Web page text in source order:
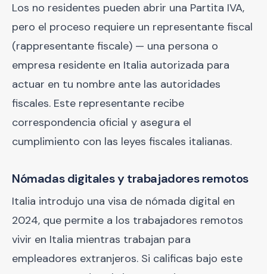
Los no residentes pueden abrir una Partita IVA,
pero el proceso requiere un representante fiscal
(rappresentante fiscale) — una persona o
empresa residente en Italia autorizada para
actuar en tu nombre ante las autoridades
fiscales. Este representante recibe
correspondencia oficial y asegura el
cumplimiento con las leyes fiscales italianas.
Nómadas digitales y trabajadores remotos
Italia introdujo una visa de nómada digital en
2024, que permite a los trabajadores remotos
vivir en Italia mientras trabajan para
empleadores extranjeros. Si calificas bajo este